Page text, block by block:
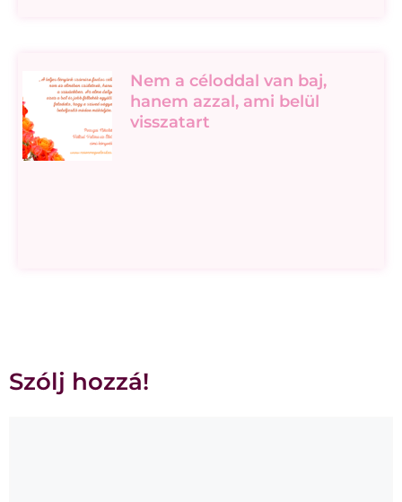
Nem a céloddal van baj,
hanem azzal, ami belül
visszatart
Szólj hozzá!